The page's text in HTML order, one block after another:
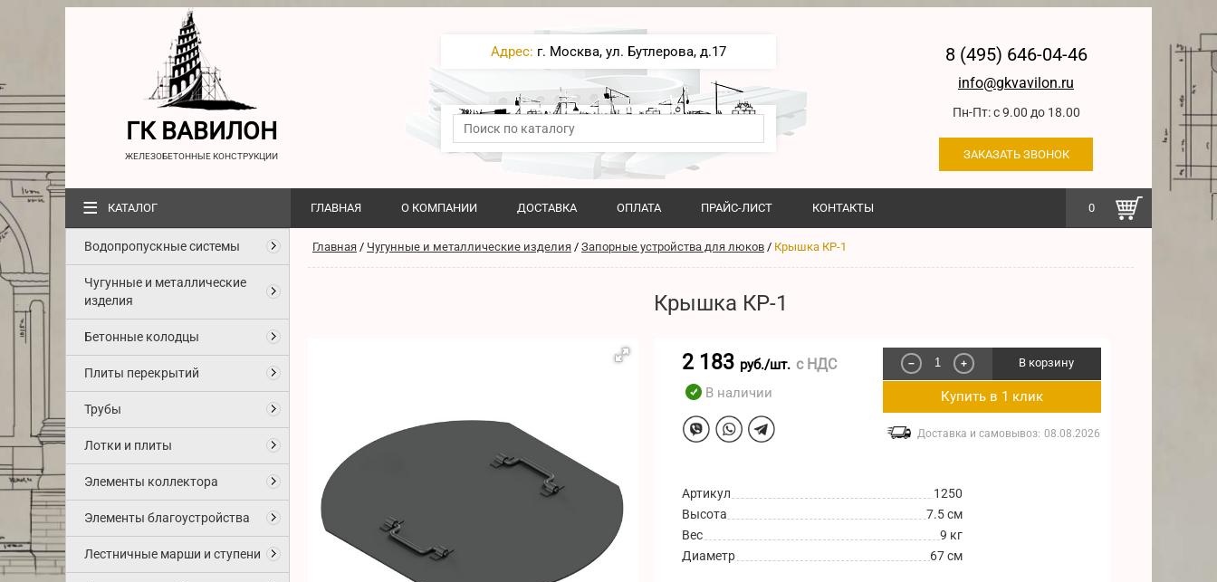
ГК ВАВИЛОН
ЖЕЛЕЗОБЕТОННЫЕ КОНСТРУКЦИИ
Адрес: г. Москва, ул. Бутлерова, д.17 8 (495) 646-04-46
info@gkvavilon.ru
Пн-Пт: с 9.00 до 18.00
ЗАКАЗАТЬ ЗВОНОК
0
≡ КАТАЛОГ ГЛАВНАЯ О КОМПАНИИ ДОСТАВКА ОПЛАТА ПРАЙС-ЛИСТ КОНТАКТЫ
Водопропускные системы
Чугунные и металлические
изделия
Бетонные колодцы
Плиты перекрытий
Трубы
Лотки и плиты
Элементы коллектора
Элементы благоустройства
Лестничные марши и ступени
Главная / Чугунные и металлические изделия / Запорные устройства для люков / Крышка КР-1
Крышка КР-1
2 183 руб./шт. с НДС
В наличии
− + В корзину
Купить в 1 клик
Доставка и самовывоз: 08.08.2026
Артикул
1250
Высота
7.5 см
Вес
9 кг
Диаметр
67 см